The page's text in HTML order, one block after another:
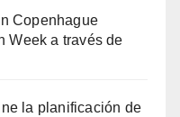
Copenhague
Week a través de
la planificación de